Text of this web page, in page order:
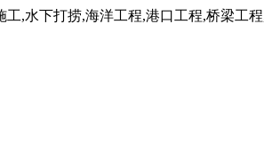
,水下打捞,海洋工程,港口工程,桥梁工